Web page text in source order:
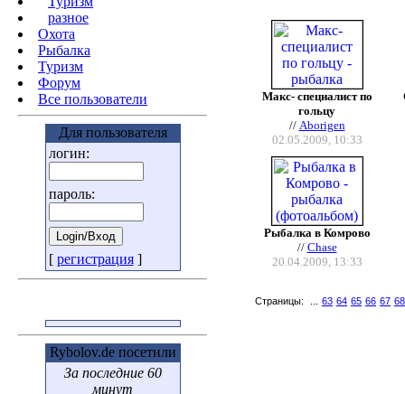
разное
Охота
Pыбалка
Туризм
Форум
Все пользователи
Для пользователя
логин:
пароль:
[ регистрация]
Rybolov.de посетили
За последние 60
минут
Макс- специалист по
гольцу
// Aborigen
02.05.2009, 10:33
Рыбалка в Комрово
// Chase
20.04.2009, 13:33
Страницы: 63 64 65 66 67 68